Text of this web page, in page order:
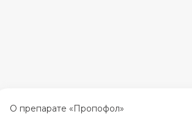
О препарате «Пропофол»